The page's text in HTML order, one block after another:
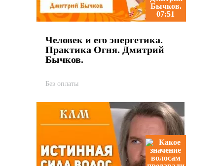
07:51
Человек и его энергетика.
Практика Огня. Дмитрий
Бычков.
Без оплаты